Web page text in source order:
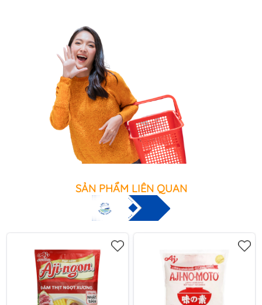
SẢN PHẨM LIÊN QUAN